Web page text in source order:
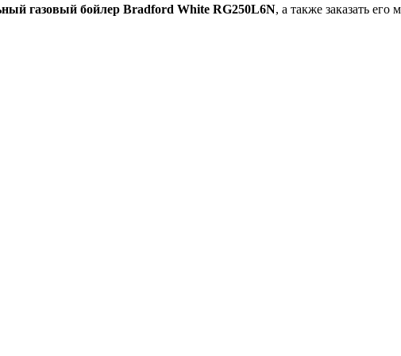
газовый бойлер Bradford White RG250L6N, а также заказать его